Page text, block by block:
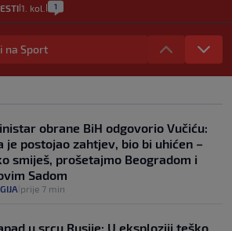
1. kol. 1
smo "što ćemo onda" ako
na 15 dana ukine mjere: "Ne bi
dogodilo ništa. Vlada se zaljubila u te
o Mostu: Oni su u yin-yang
i imaju drugog najpoznatijeg
u povijesti Hrvatske
30. srp. 16
na Sport
obrane BiH odgovorio Vučiću:
je postojao zahtjev, bio bi uhićen –
smiješ, prošetajmo Beogradom i
Sadom
prije 7 min
u srcu Rusije: U eksploziji teško